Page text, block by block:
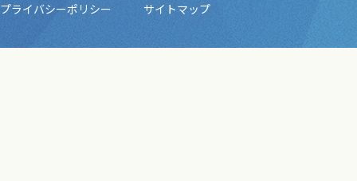
プライバシーポリシー サイトマップ